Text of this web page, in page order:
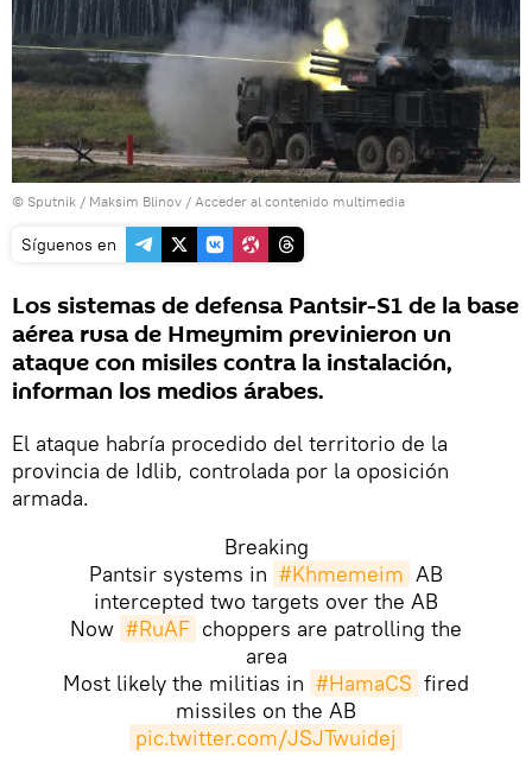
© Sputnik / Maksim Blinov / Acceder al contenido multimedia
Síguenos en
Los sistemas de defensa Pantsir-S1 de la base
aérea rusa de Hmeymim previnieron un
ataque con misiles contra la instalación,
informan los medios árabes.
El ataque habría procedido del territorio de la
provincia de Idlib, controlada por la oposición
armada.
Breaking
Pantsir systems in #Khmemeim AB
intercepted two targets over the AB
Now #RuAF choppers are patrolling the
area
Most likely the militias in #HamaCS fired
missiles on the AB
pic.twitter.com/JSJTwuidej